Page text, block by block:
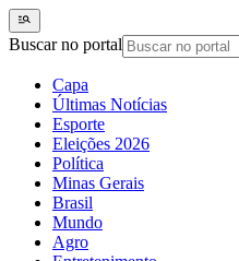
Buscar no portal
Capa
Últimas Notícias
Esporte
Eleições 2026
Política
Minas Gerais
Brasil
Mundo
Agro